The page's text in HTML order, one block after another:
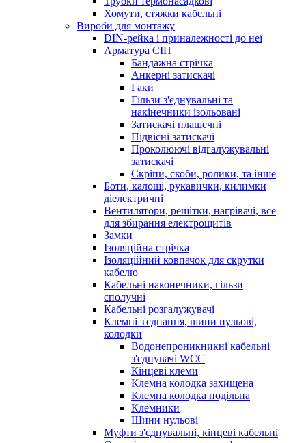
Хомути, стяжки кабельні
Вироби для монтажу
DIN-рейка і приналежності до неї
Арматура СІП
Бандажна стрічка
Анкерні затискачі
Гаки
Гільзи з'єднувальні та
накінечники ізольовані
Затискачі плашечні
Підвісні затискачі
Проколюючі відгалужувальні
затискачі
Скріпи, скоби, ролики, та інше
Боти, калоші, рукавички, килимки
діелектричні
Вентилятори, решітки, нагрівачі, все
для збирання електрощитів
Замки
Ізоляційна стрічка
Ізоляційний ковпачок для скрутки
кабелю
Кабельні наконечники, гільзи
сполучні
Кабельні розгалужувачі
Клемні з'єднання, шини нульові,
колодки
Водонепроникникнi кабельнi
з'єднувачi WCC
Кінцеві клеми
Клемна колодка захищена
Клемна колодка подільна
Клемники
Шини нульові
Муфти з'єднувальні, кінцеві кабельні